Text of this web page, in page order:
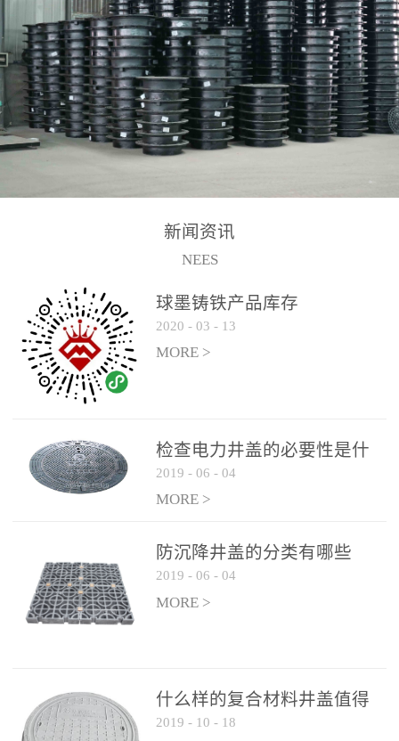
新闻资讯
NEES
球墨铸铁产品库存
2020 - 03 - 13
MORE >
检查电力井盖的必要性是什
么？
2019 - 06 - 04
MORE >
防沉降井盖的分类有哪些
2019 - 06 - 04
MORE >
什么样的复合材料井盖值得
选择和使用
2019 - 10 - 18